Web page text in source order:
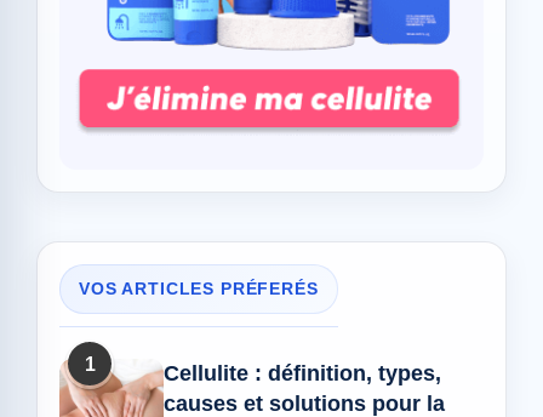
VOS ARTICLES PRÉFERÉS
1
Cellulite : définition, types,
causes et solutions pour la